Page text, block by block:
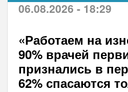
06.08.2026 - 18:29
«Работаем на
90% врачей
признались в
62% спасаются